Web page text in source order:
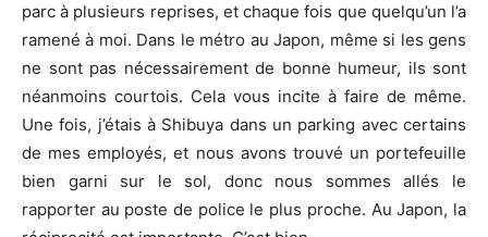
parc à plusieurs reprises, et chaque fois que quelqu’un l’a
ramené à moi. Dans le métro au Japon, même si les gens
ne sont pas nécessairement de bonne humeur, ils sont
néanmoins courtois. Cela vous incite à faire de même.
Une fois, j’étais à Shibuya dans un parking avec certains
de mes employés, et nous avons trouvé un portefeuille
bien garni sur le sol, donc nous sommes allés le
rapporter au poste de police le plus proche. Au Japon, la